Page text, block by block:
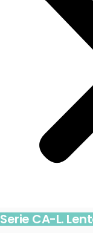
Serie CA-L.